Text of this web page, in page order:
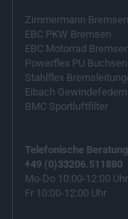
Zimmermann Bremsen
EBC PKW Bremsen
EBC Motorrad Bremsen
Powerflex PU Buchsen
Stahlflex
Eibach Gewindefedern
BMC Sportluftfilter
Telefonische
+49 (0)33206.511880
Mo-Do 10:00-12:00
Fr 10:00-12:00 Uhr